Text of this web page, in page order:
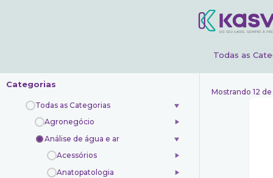
Todas as
Categorias
Todas as Categorias
Agronegócio
Análise de água e ar
Acessórios
Anatopatologia
Mostrando 12 de